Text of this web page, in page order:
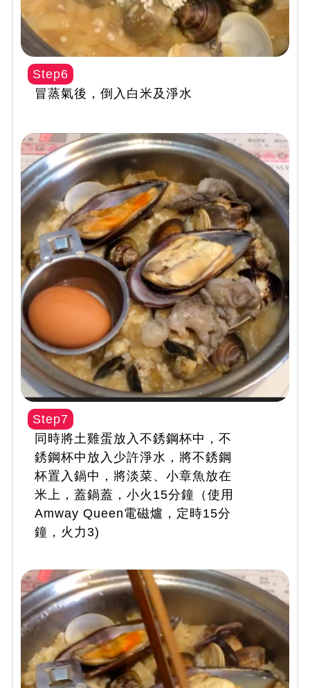
Step6
冒蒸氣後，倒入白米及淨水
Step7
同時將土雞蛋放入不銹鋼杯中，不
銹鋼杯中放入少許淨水，將不銹鋼
杯置入鍋中，將淡菜、小章魚放在
米上，蓋鍋蓋，小火15分鐘（使用
Amway Queen電磁爐，定時15分
鐘，火力3)